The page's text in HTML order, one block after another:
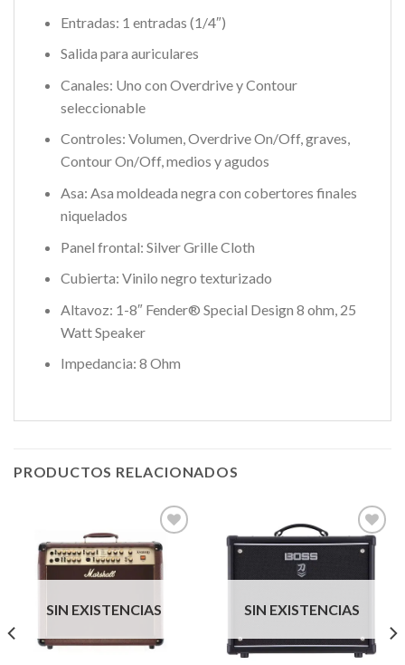
Entradas: 1 entradas (1/4″)
Salida para auriculares
Canales: Uno con Overdrive y Contour
seleccionable
Controles: Volumen, Overdrive On/Off, graves,
Contour On/Off, medios y agudos
Asa: Asa moldeada negra con cobertores finales
niquelados
Panel frontal: Silver Grille Cloth
Cubierta: Vinilo negro texturizado
Altavoz: 1-8″ Fender® Special Design 8 ohm, 25
Watt Speaker
Impedancia: 8 Ohm
PRODUCTOS RELACIONADOS
Añadir
lista de
deseos
SIN EXISTENCIAS
Añadir
lista de
deseos
SIN EXISTENCIAS